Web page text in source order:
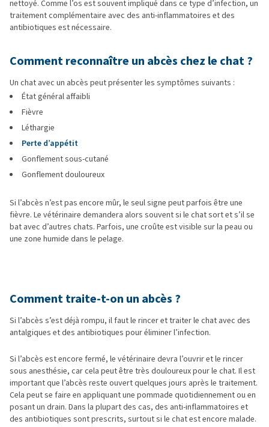
nettoyé. Comme l’os est souvent impliqué dans ce type d’infection, un
traitement complémentaire avec des anti-inflammatoires et des
antibiotiques est nécessaire.
Comment reconnaître un abcès chez le chat ?
Un chat avec un abcès peut présenter les symptômes suivants :
État général affaibli
Fièvre
Léthargie
Perte d’appétit
Gonflement sous-cutané
Gonflement douloureux
Si l’abcès n’est pas encore mûr, le seul signe peut parfois être une
fièvre. Le vétérinaire demandera alors souvent si le chat sort et s’il se
bat avec d’autres chats. Parfois, une croûte est visible sur la peau ou
une zone humide dans le pelage.
Comment traite-t-on un abcès ?
Si l’abcès s’est déjà rompu, il faut le rincer et traiter le chat avec des
antalgiques et des antibiotiques pour éliminer l’infection.
Si l’abcès est encore fermé, le vétérinaire devra l’ouvrir et le rincer
sous anesthésie, car cela peut être très douloureux pour le chat. Il est
important que l’abcès reste ouvert quelques jours après le traitement.
Cela peut se faire en appliquant une pommade quotidiennement ou en
posant un drain. Dans la plupart des cas, des anti-inflammatoires et
des antibiotiques sont prescrits, surtout si le chat est encore malade.